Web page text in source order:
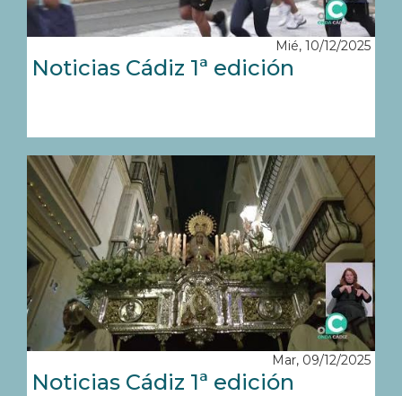
Mié, 10/12/2025
Noticias Cádiz 1ª edición
Mar, 09/12/2025
Noticias Cádiz 1ª edición